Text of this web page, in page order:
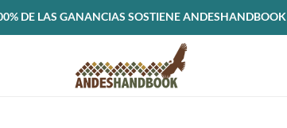
DE LAS GANANCIAS SOSTIENE ANDESHANDBOOK